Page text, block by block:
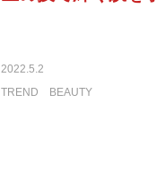
2022.5.2
TREND
BEAUTY